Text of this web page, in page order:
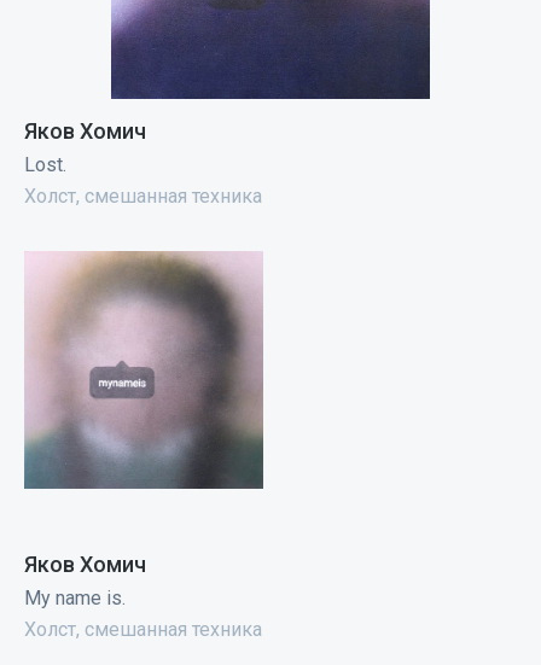
Яков Хомич
Lost.
Холст, смешанная техника
Яков Хомич
My name is.
Холст, смешанная техника